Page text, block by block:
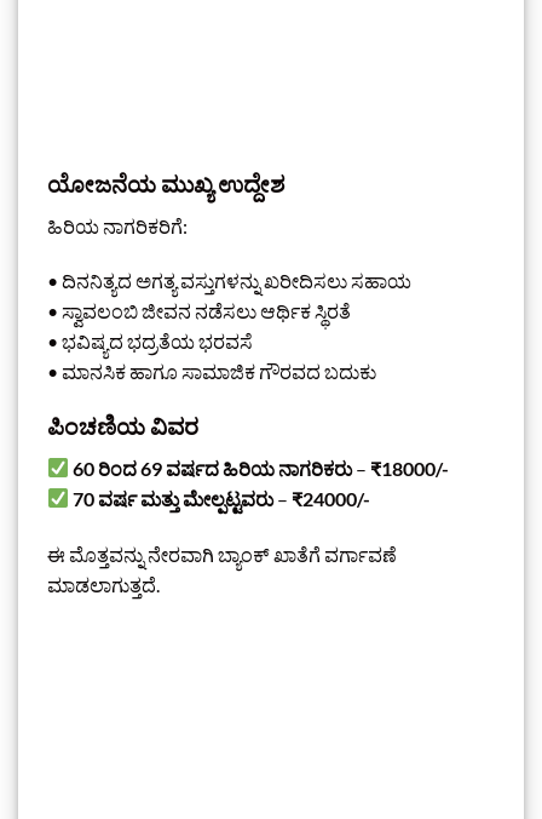
ಯೋಜನೆಯ ಮುಖ್ಯ ಉದ್ದೇಶ
ಹಿರಿಯ ನಾಗರಿಕರಿಗೆ:
• ದಿನನಿತ್ಯದ ಅಗತ್ಯ ವಸ್ತುಗಳನ್ನು ಖರೀದಿಸಲು ಸಹಾಯ
• ಸ್ವಾವಲಂಬಿ ಜೀವನ ನಡೆಸಲು ಆರ್ಥಿಕ ಸ್ಥಿರತೆ
• ಭವಿಷ್ಯದ ಭದ್ರತೆಯ ಭರವಸೆ
• ಮಾನಸಿಕ ಹಾಗೂ ಸಾಮಾಜಿಕ ಗೌರವದ ಬದುಕು
ಪಿಂಚಣಿಯ ವಿವರ
60 ರಿಂದ 69 ವರ್ಷದ ಹಿರಿಯ ನಾಗರಿಕರು– ₹18000/-
70 ವರ್ಷ ಮತ್ತು ಮೇಲ್ಪಟ್ಟವರು– ₹24000/-
ಈ ಮೊತ್ತವನ್ನು ನೇರವಾಗಿ ಬ್ಯಾಂಕ್ ಖಾತೆಗೆ ವರ್ಗಾವಣೆ
ಮಾಡಲಾಗುತ್ತದೆ.